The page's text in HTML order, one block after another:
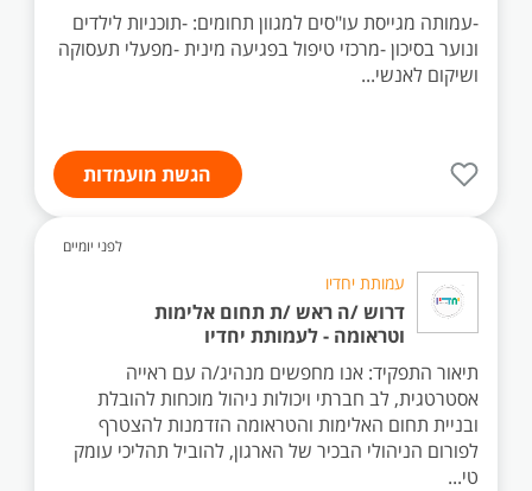
-עמותה מגייסת עו"סים למגוון תחומים: -תוכניות לילדים
ונוער בסיכון -מרכזי טיפול בפגיעה מינית -מפעלי תעסוקה
ושיקום לאנשי...
הגשת מועמדות
לפני יומיים
עמותת יחדיו
דרוש /ה ראש /ת תחום אלימות
וטראומה - לעמותת יחדיו
תיאור התפקיד: אנו מחפשים מנהיג/ה עם ראייה
אסטרטגית, לב חברתי ויכולות ניהול מוכחות להובלת
ובניית תחום האלימות והטראומה הזדמנות להצטרף
לפורום הניהולי הבכיר של הארגון, להוביל תהליכי עומק
טי...